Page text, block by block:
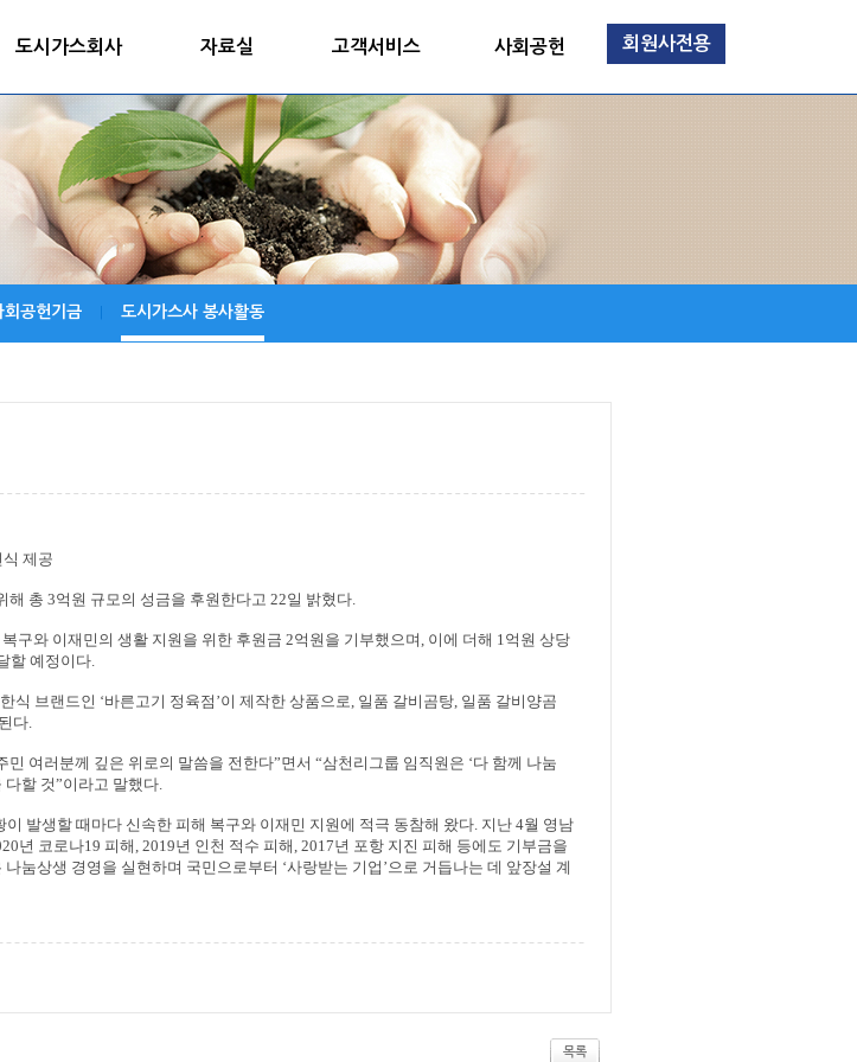
도시가스회사 자료실 고객서비스 사회공헌 회원사전용
회공헌기금 도시가스사 봉사활동
제공
해 총 3억원 규모의 성금을 후원한다고 22일 밝혔다.
구와 이재민의 생활 지원을 위한 후원금 2억원을 기부했으며, 이에 더해 1억원 상당
할 예정이다.
식 브랜드인 ‘바른고기 정육점 ’이 제작한 상품으로, 일품 갈비곰탕, 일품 갈비양곰
다.
민 여러분께 깊은 위로의 말씀을 전한다”면서 “삼천리그룹 임직원은 ‘다 함께 나눔
다할 것”이라고 말했다.
발생할 때마다 신속한 피해 복구와 이재민 지원에 적극 동참해 왔다. 지난 4월 영남
년 코로나19 피해, 2019년 인천 적수 피해, 2017년 포항 지진 피해 등에도 기부금을
눔상생 경영을 실현하며 국민으로부터 ‘사랑받는 기업 ’으로 거듭나는 데 앞장설 계
목록